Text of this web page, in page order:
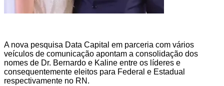
A nova pesquisa Data Capital em parceria com vários
veículos de comunicação apontam a consolidação dos
nomes de Dr. Bernardo e Kaline entre os líderes e
consequentemente eleitos para Federal e Estadual
respectivamente no RN.